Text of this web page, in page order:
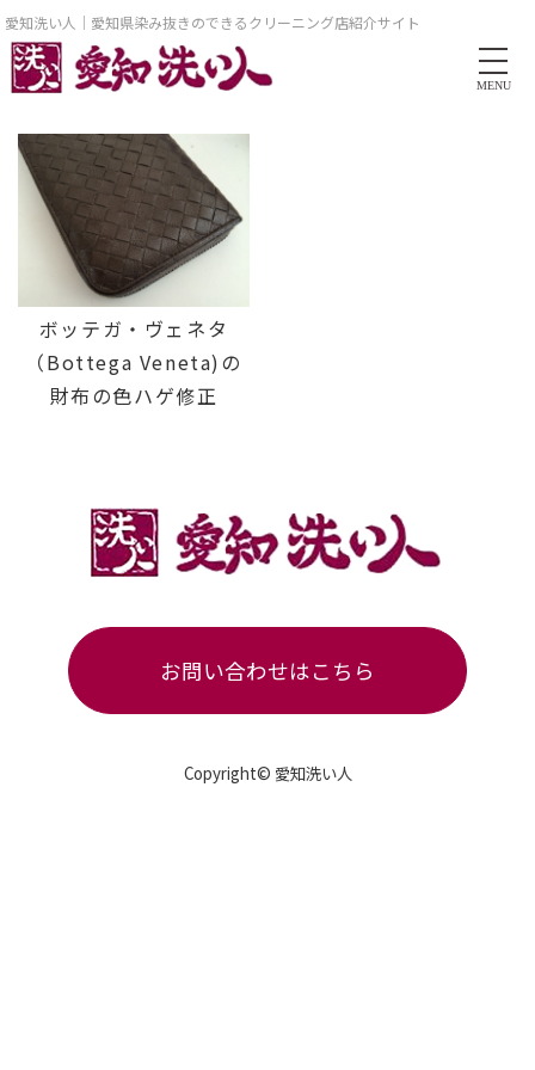
愛知洗い人｜愛知県染み抜きのできるクリーニング店紹介サイト
MENU
ボッテガ・ヴェネタ
（Bottega Veneta)の
財布の色ハゲ修正
お問い合わせはこちら
Copyright© 愛知洗い人